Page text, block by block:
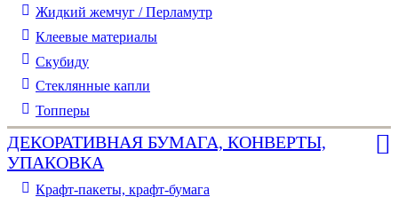
Жидкий жемчуг / Перламутр
Клеевые материалы
Скубиду
Стеклянные капли
Топперы
ДЕКОРАТИВНАЯ БУМАГА, КОНВЕРТЫ,
УПАКОВКА
Крафт-пакеты, крафт-бумага